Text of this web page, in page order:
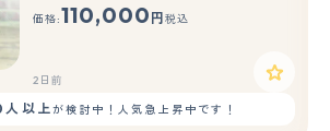
価格:110,000 円 税込
2日前
人以上が検討中！人気急上昇中です！